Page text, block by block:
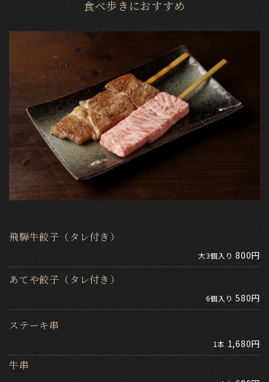
食べ歩きにおすすめ
飛騨牛餃子（タレ付き）
大3個入り 800円
あてや餃子（タレ付き）
6個入り 580円
ステーキ串
1本 1,680円
牛串